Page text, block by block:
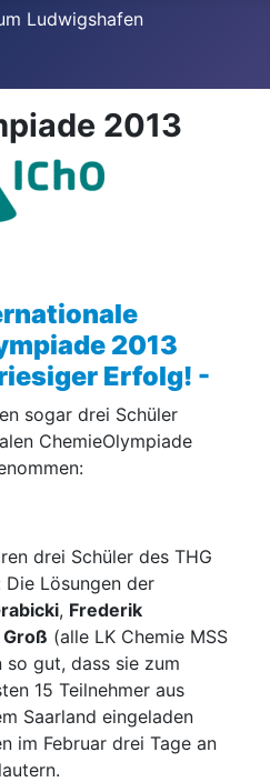
Ludwigshafen
2013
2013
Erfolg! -
sogar drei Schüler
ChemieOlympiade
drei Schüler des THG
Lösungen der
, Frederik
(alle LK Chemie MSS
so gut, dass sie zum
15 Teilnehmer aus
Saarland eingeladen
im Februar drei Tage an